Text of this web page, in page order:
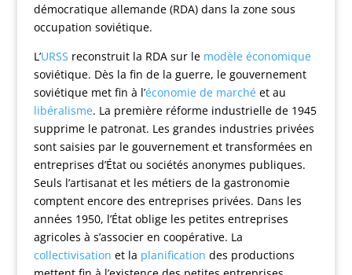
démocratique allemande (RDA) dans la zone sous
occupation soviétique.
L’URSS reconstruit la RDA sur le modèle économique
soviétique. Dès la fin de la guerre, le gouvernement
soviétique met fin à l’économie de marchéet au
libéralisme. La première réforme industrielle de 1945
supprime le patronat. Les grandes industries privées
sont saisies par le gouvernement et transformées en
entreprises d’État ou sociétés anonymes publiques.
Seuls l’artisanat et les métiers de la gastronomie
comptent encore des entreprises privées. Dans les
années 1950, l’État oblige les petites entreprises
agricoles à s’associer en coopérative. La
collectivisation et la planification des productions